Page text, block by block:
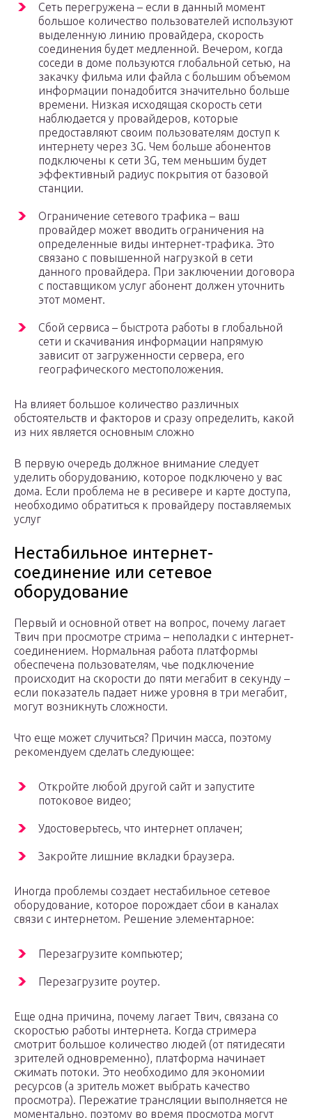
Сеть перегружена – если в данный момент
большое количество пользователей используют
выделенную линию провайдера, скорость
соединения будет медленной. Вечером, когда
соседи в доме пользуются глобальной сетью, на
закачку фильма или файла с большим объемом
информации понадобится значительно больше
времени. Низкая исходящая скорость сети
наблюдается у провайдеров, которые
предоставляют своим пользователям доступ к
интернету через 3G. Чем больше абонентов
подключены к сети 3G, тем меньшим будет
эффективный радиус покрытия от базовой
станции.
Ограничение сетевого трафика – ваш
провайдер может вводить ограничения на
определенные виды интернет-трафика. Это
связано с повышенной нагрузкой в сети
данного провайдера. При заключении договора
с поставщиком услуг абонент должен уточнить
этот момент.
Сбой сервиса – быстрота работы в глобальной
сети и скачивания информации напрямую
зависит от загруженности сервера, его
географического местоположения.
На влияет большое количество различных
обстоятельств и факторов и сразу определить, какой
из них является основным сложно
В первую очередь должное внимание следует
уделить оборудованию, которое подключено у вас
дома. Если проблема не в ресивере и карте доступа,
необходимо обратиться к провайдеру поставляемых
услуг
Нестабильное интернет-
соединение или сетевое
оборудование
Первый и основной ответ на вопрос, почему лагает
Твич при просмотре стрима – неполадки с интернет-
соединением. Нормальная работа платформы
обеспечена пользователям, чье подключение
происходит на скорости до пяти мегабит в секунду –
если показатель падает ниже уровня в три мегабит,
могут возникнуть сложности.
Что еще может случиться? Причин масса, поэтому
рекомендуем сделать следующее:
Откройте любой другой сайт и запустите
потоковое видео;
Удостоверьтесь, что интернет оплачен;
Закройте лишние вкладки браузера.
Иногда проблемы создает нестабильное сетевое
оборудование, которое порождает сбои в каналах
связи с интернетом. Решение элементарное:
Перезагрузите компьютер;
Перезагрузите роутер.
Еще одна причина, почему лагает Твич, связана со
скоростью работы интернета. Когда стримера
смотрит большое количество людей (от пятидесяти
зрителей одновременно), платформа начинает
сжимать потоки. Это необходимо для экономии
ресурсов (а зритель может выбрать качество
просмотра). Пережатие трансляции выполняется не
моментально, поэтому во время просмотра могут